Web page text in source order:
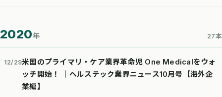
2020年 27本
12/29米国のプライマリ・ケア業界革命児 One Medicalをウォ
ッチ開始！ │ヘルステック業界ニュース10月号【海外企
業編】